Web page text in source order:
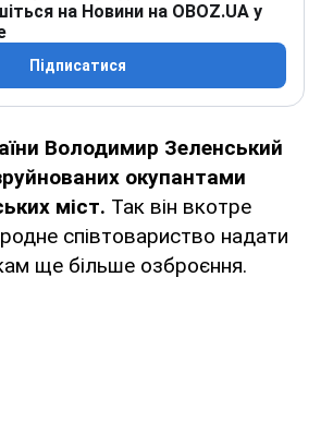
на Новини на OBOZ.UA у
Підписатися
Володимир Зеленський
окупантами
міст. Так він вкотре
співтовариство надати
ще більше озброєння.